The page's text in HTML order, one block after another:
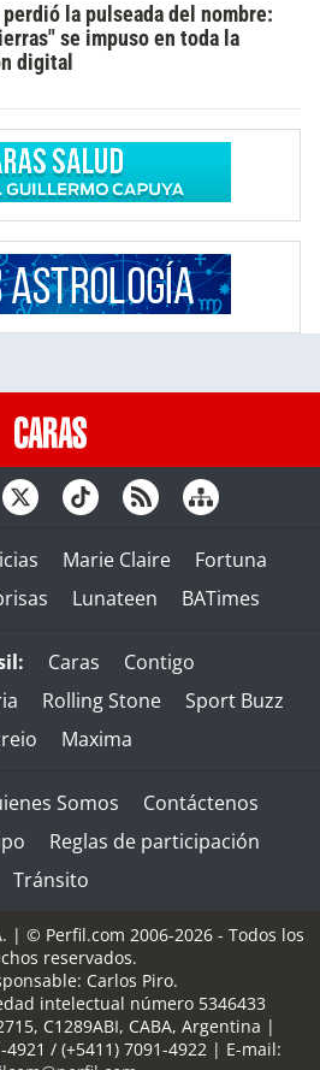
la pulseada del nombre:
se impuso en toda la
digital
Marie Claire
Fortuna
Lunateen BATimes
Caras
Contigo
Rolling Stone
Sport Buzz
Maxima
Somos
Contáctenos
Reglas de participación
Tránsito
| © Perfil.com 2006-2026 - Todos los
reservados.
Carlos Piro.
intelectual número 5346433
, C1289ABI, CABA, Argentina |
4921 / (+5411) 7091-4922| E-mail: